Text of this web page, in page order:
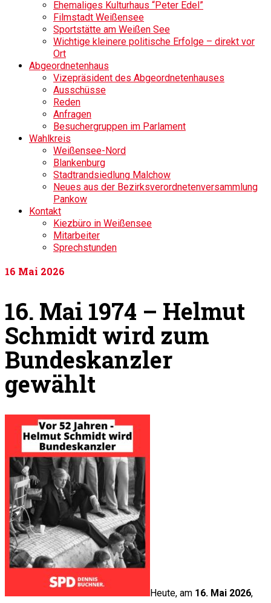
Ehemaliges Kulturhaus “Peter Edel”
Filmstadt Weißensee
Sportstätte am Weißen See
Wichtige kleinere politische Erfolge – direkt vor
Ort
Abgeordnetenhaus
Vizepräsident des Abgeordnetenhauses
Ausschüsse
Reden
Anfragen
Besuchergruppen im Parlament
Wahlkreis
Weißensee-Nord
Blankenburg
Stadtrandsiedlung Malchow
Neues aus der Bezirksverordnetenversammlung
Pankow
Kontakt
Kiezbüro in Weißensee
Mitarbeiter
Sprechstunden
16 Mai 2026
16. Mai 1974 – Helmut
Schmidt wird zum
Bundeskanzler
gewählt
Heute, am 16. Mai 2026,